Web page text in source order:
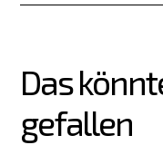
Das
gefallen